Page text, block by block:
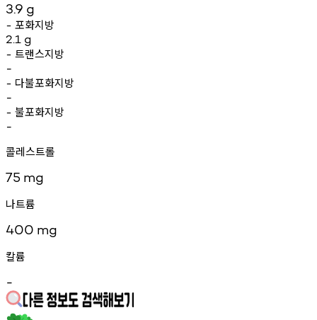
3.9 g
- 포화지방
2.1 g
- 트랜스지방
-
- 다불포화지방
-
- 불포화지방
-
콜레스트롤
75 mg
나트륨
400 mg
칼륨
-